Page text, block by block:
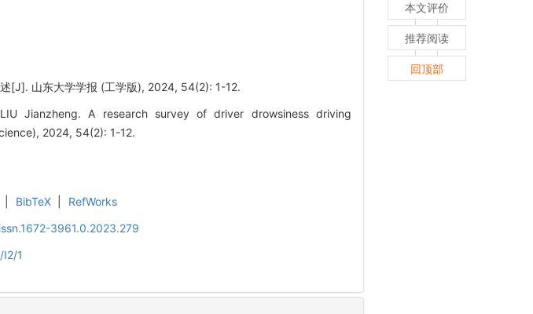
[J]. 山东大学学报 (工学版), 2024, 54(2): 1-12.
Jianzheng. A research survey of driver drowsiness driving
2024, 54(2): 1-12.
BibTeX
RefWorks
3961.0.2023.279
1
本文评价
推荐阅读
回顶部